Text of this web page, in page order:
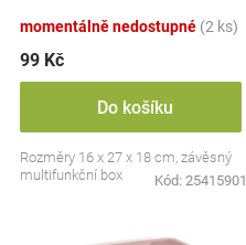
oblečení
Novinky
Značky
t
ů
momentálně nedostupné (2 ks)
99 Kč
Do košíku
Rozměry 16 x 27 x 18 cm, závěsný
multifunkční box
Kód: 25415901